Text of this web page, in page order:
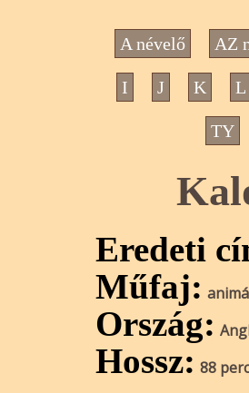
A névelő AZ
I J K L
TY
Eredeti
Műfaj:
Ország:
Hossz: 88 perc